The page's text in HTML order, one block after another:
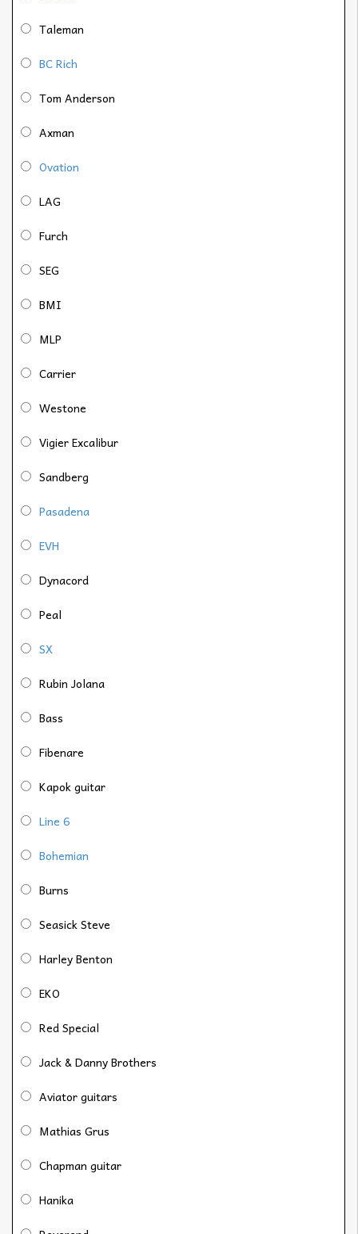
Taleman
BC Rich
Tom Anderson
Axman
Ovation
LAG
Furch
SEG
BMI
MLP
Carrier
Westone
Vigier Excalibur
Sandberg
Pasadena
EVH
Dynacord
Peal
SX
Rubin Jolana
Bass
Fibenare
Kapok guitar
Line 6
Bohemian
Burns
Seasick Steve
Harley Benton
EKO
Red Special
Jack & Danny Brothers
Aviator guitars
Mathias Grus
Chapman guitar
Hanika